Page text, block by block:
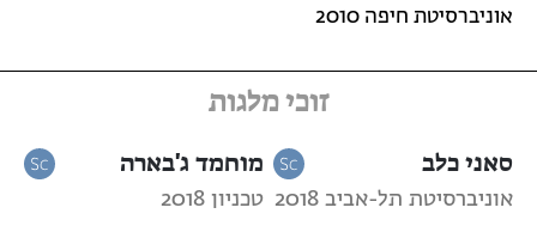
אוניברסיטת חיפה 2010
זוכי מלגות
סאני כלב
אוניברסיטת תל-אביב 2018
מוחמד ג'בארה
טכניון 2018